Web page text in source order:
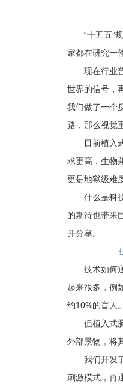
“十五五”
家都在研究一
现在行业
世界的信号，
我们做了一个
路，那么视觉
目前植入
求更高，生物
更是地狱级难
什么是科
的期待也带来
开分享。
技术如何
起来很多，例
约10%的盲人。
但植入式
外部景物，将
我们开发
刺激模式，再